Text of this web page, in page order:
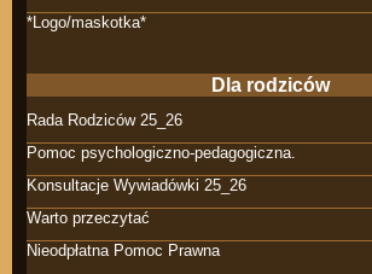
*Logo/maskotka*
Dla rodziców
Rada Rodziców 25_26
Pomoc psychologiczno-pedagogiczna.
Konsultacje Wywiadówki 25_26
Warto przeczytać
Nieodpłatna Pomoc Prawna